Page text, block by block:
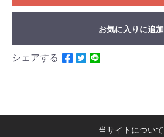
お気に入りに追加
シェアする
当サイトについて